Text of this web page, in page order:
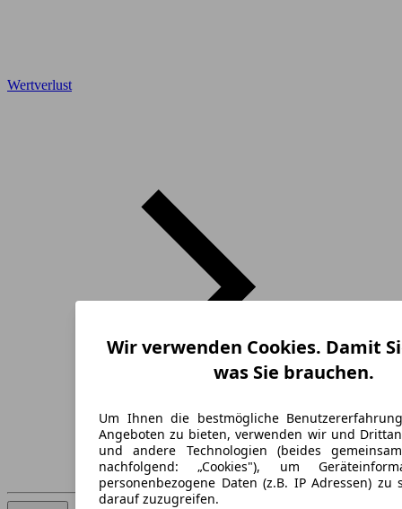
Wertverlust
Wir verwenden Cookies. Damit
was Sie brauchen.
Um Ihnen die bestmögliche
Angeboten zu bieten, verwenden wir und
und andere Technologien (beides
nachfolgend: „Cookies"), um
personenbezogene Daten (z.B. IP Adressen) zu
darauf zuzugreifen.